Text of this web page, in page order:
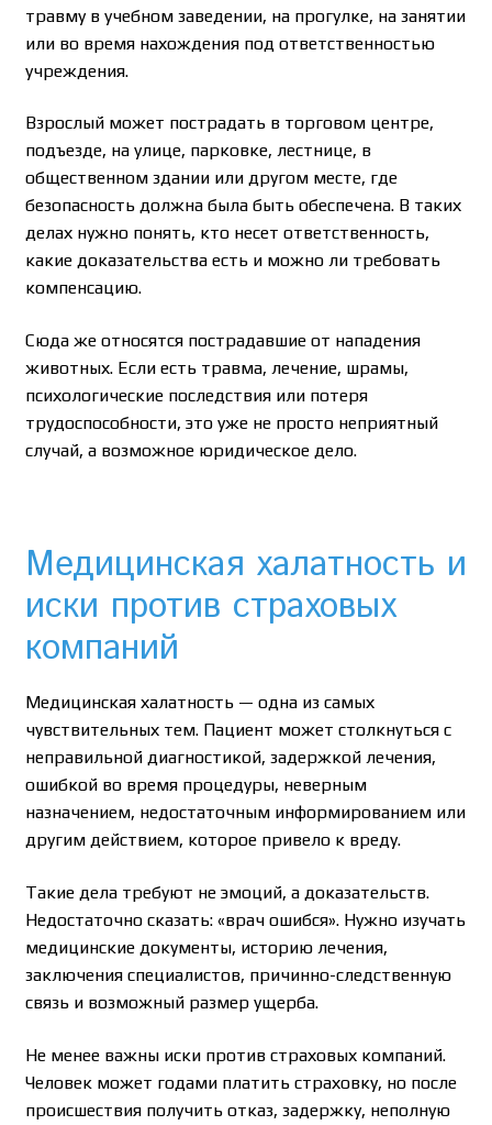
травму в учебном заведении, на прогулке, на занятии
или во время нахождения под ответственностью
учреждения.
Взрослый может пострадать в торговом центре,
подъезде, на улице, парковке, лестнице, в
общественном здании или другом месте, где
безопасность должна была быть обеспечена. В таких
делах нужно понять, кто несет ответственность,
какие доказательства есть и можно ли требовать
компенсацию.
Сюда же относятся пострадавшие от нападения
животных. Если есть травма, лечение, шрамы,
психологические последствия или потеря
трудоспособности, это уже не просто неприятный
случай, а возможное юридическое дело.
Медицинская халатность и
иски против страховых
компаний
Медицинская халатность — одна из самых
чувствительных тем. Пациент может столкнуться с
неправильной диагностикой, задержкой лечения,
ошибкой во время процедуры, неверным
назначением, недостаточным информированием или
другим действием, которое привело к вреду.
Такие дела требуют не эмоций, а доказательств.
Недостаточно сказать: «врач ошибся». Нужно изучать
медицинские документы, историю лечения,
заключения специалистов, причинно-следственную
связь и возможный размер ущерба.
Не менее важны иски против страховых компаний.
Человек может годами платить страховку, но после
происшествия получить отказ, задержку, неполную